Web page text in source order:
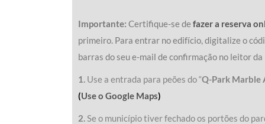
Importante: Certifique-se de fazer a reserva
primeiro. Para entrar no edifício, digitalize o
barras do seu e-mail de confirmação no leitor
1. Use a entrada para peões do “Q-Park Marble
(Use o Google Maps)
2.Se o município tiver fechado os portões do